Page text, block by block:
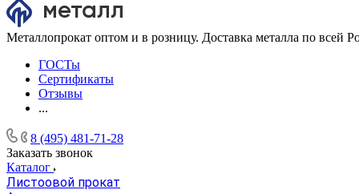
Металлопрокат оптом и в розницу. Доставка металла по всей
ГОСТы
Сертификаты
Отзывы
...
8 (495) 481-71-28
Заказать звонок
Каталог
Листоовой прокат